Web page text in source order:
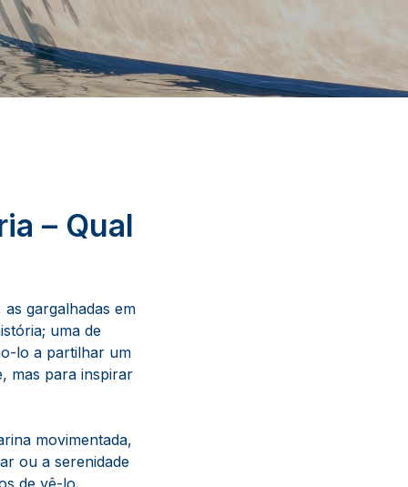
– Qual
gargalhadas em
uma de
lo a partilhar um
mas para inspirar
movimentada,
ou a serenidade